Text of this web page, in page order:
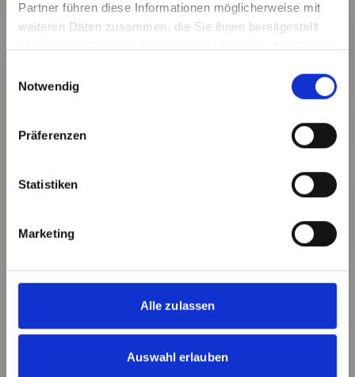
Partner führen diese Informationen möglicherweise mit
weiteren Daten zusammen, die Sie ihnen bereitgestellt
Notwendig
Präferenzen
Statistiken
Marketing
Alle zulassen
Auswahl erlauben